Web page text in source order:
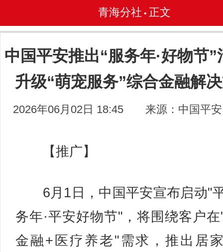
青海分社 • 正文
中国平安推出“服务年·好物节”
升级“萌宠服务”综合金融解
2026年06月02日 18:45 来源：中国平安
【推广】
6月1日，中国平安宣布启动"
务年·平安好物节"，将围绕客户
金融+医疗养老"需求，推出居